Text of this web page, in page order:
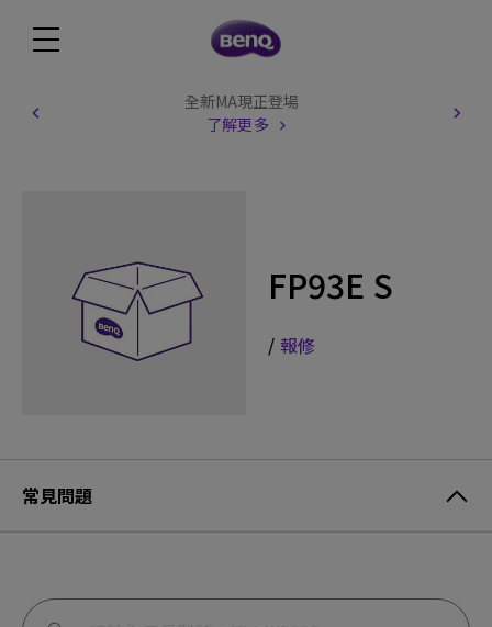
全新MA現正登場
了解更多
FP93E S
/ 報修
常見問題